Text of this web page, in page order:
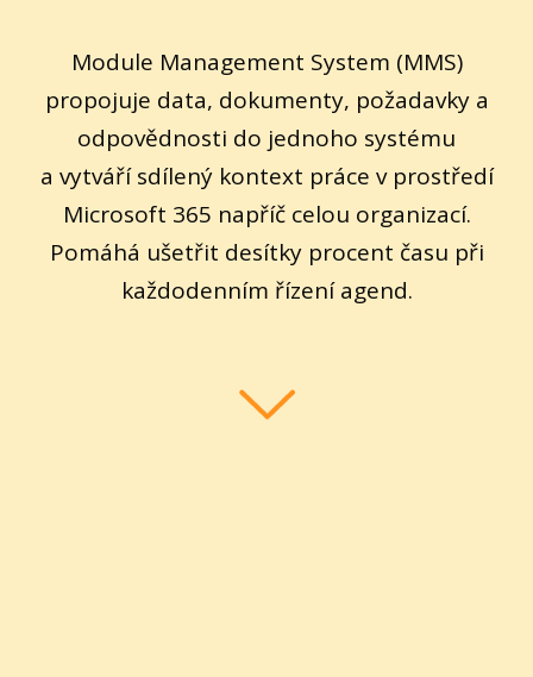
Module Management System (MMS)
propojuje data, dokumenty, požadavky a
odpovědnosti do jednoho systému
a vytváří sdílený kontext práce v prostředí
Microsoft 365 napříč celou organizací.
Pomáhá ušetřit desítky procent času při
každodenním řízení agend.